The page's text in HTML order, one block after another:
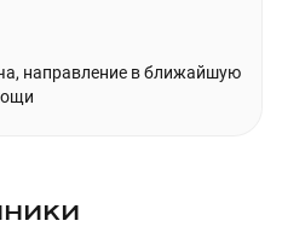
направление в ближайшую